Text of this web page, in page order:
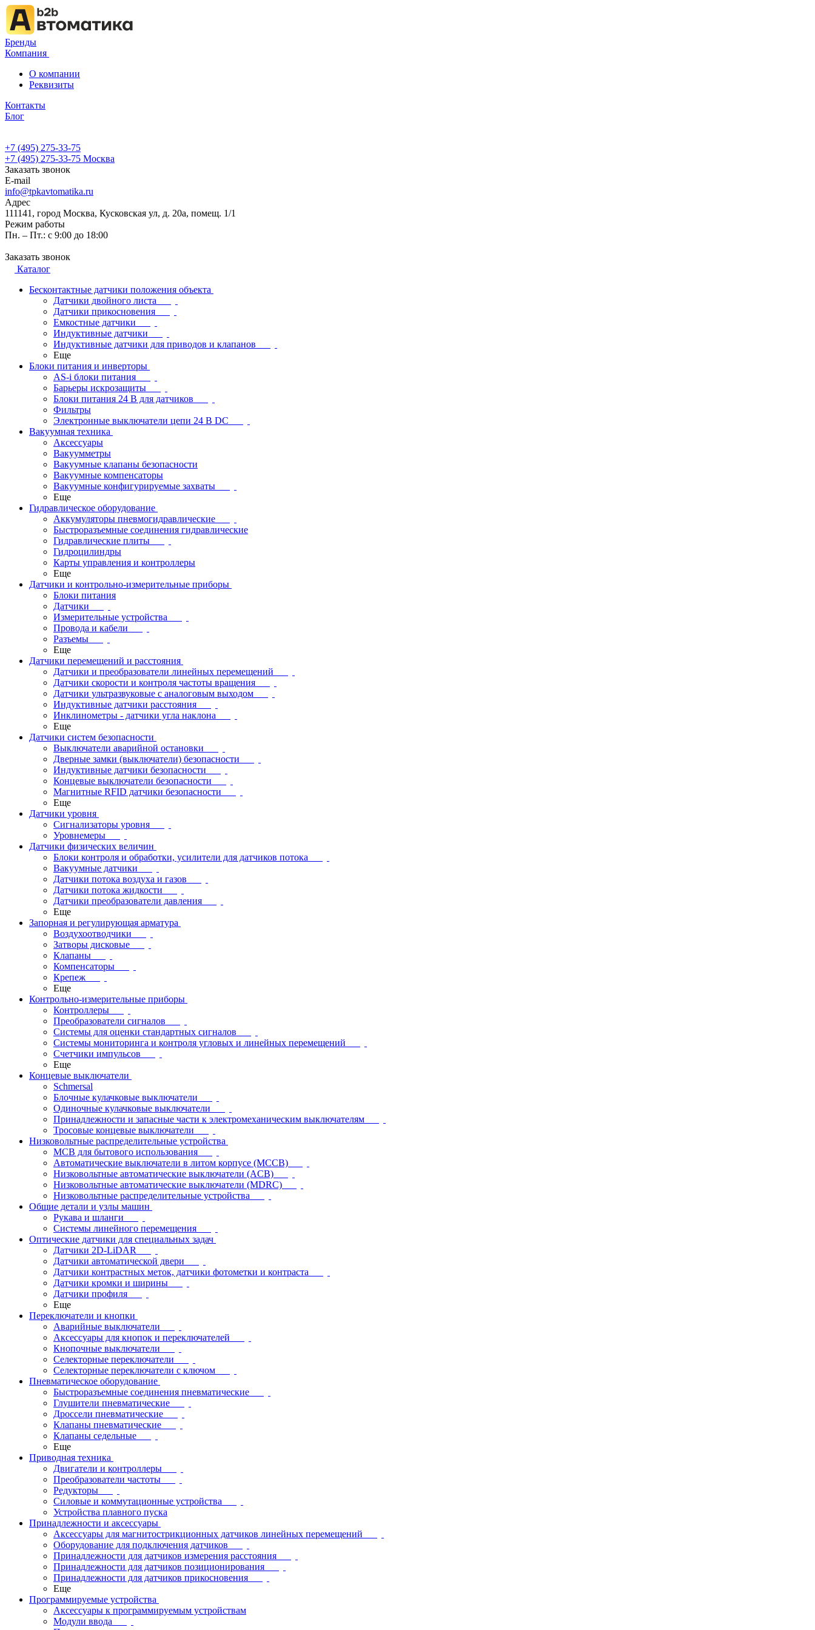
Бренды
Компания
О компании
Реквизиты
Контакты
Блог
+7 (495) 275-33-75
+7 (495) 275-33-75 Москва
Заказать звонок
E-mail
info@tpkavtomatika.ru
Адрес
111141, город Москва, Кусковская ул, д. 20а, помещ. 1/1
Режим работы
Пн. – Пт.: с 9:00 до 18:00
Заказать звонок
Каталог
Бесконтактные датчики положения объекта
Датчики двойного листа
Датчики прикосновения
Емкостные датчики
Индуктивные датчики
Индуктивные датчики для приводов и клапанов
Еще
Блоки питания и инверторы
AS-i блоки питания
Барьеры искрозащиты
Блоки питания 24 В для датчиков
Фильтры
Электронные выключатели цепи 24 В DC
Вакуумная техника
Аксессуары
Вакуумметры
Вакуумные клапаны безопасности
Вакуумные компенсаторы
Вакуумные конфигурируемые захваты
Еще
Гидравлическое оборудование
Аккумуляторы пневмогидравлические
Быстроразъемные соединения гидравлические
Гидравлические плиты
Гидроцилиндры
Карты управления и контроллеры
Еще
Датчики и контрольно-измерительные приборы
Блоки питания
Датчики
Измерительные устройства
Провода и кабели
Разъемы
Еще
Датчики перемещений и расстояния
Датчики и преобразователи линейных перемещений
Датчики скорости и контроля частоты вращения
Датчики ультразвуковые с аналоговым выходом
Индуктивные датчики расстояния
Инклинометры - датчики угла наклона
Еще
Датчики систем безопасности
Выключатели аварийной остановки
Дверные замки (выключатели) безопасности
Индуктивные датчики безопасности
Концевые выключатели безопасности
Магнитные RFID датчики безопасности
Еще
Датчики уровня
Сигнализаторы уровня
Уровнемеры
Датчики физических величин
Блоки контроля и обработки, усилители для датчиков потока
Вакуумные датчики
Датчики потока воздуха и газов
Датчики потока жидкости
Датчики преобразователи давления
Еще
Запорная и регулирующая арматура
Воздухоотводчики
Затворы дисковые
Клапаны
Компенсаторы
Крепеж
Еще
Контрольно-измерительные приборы
Контроллеры
Преобразователи сигналов
Системы для оценки стандартных сигналов
Системы мониторинга и контроля угловых и линейных перемещений
Счетчики импульсов
Еще
Концевые выключатели
Schmersal
Блочные кулачковые выключатели
Одиночные кулачковые выключатели
Принадлежности и запасные части к электромеханическим выключателям
Тросовые концевые выключатели
Низковольтные распределительные устройства
MCB для бытового использования
Автоматические выключатели в литом корпусе (MCCB)
Низковольтные автоматические выключатели (ACB)
Низковольтные автоматические выключатели (MDRC)
Низковольтные распределительные устройства
Общие детали и узлы машин
Рукава и шланги
Системы линейного перемещения
Оптические датчики для специальных задач
Датчики 2D-LiDAR
Датчики автоматической двери
Датчики контрастных меток, датчики фотометки и контраста
Датчики кромки и ширины
Датчики профиля
Еще
Переключатели и кнопки
Аварийные выключатели
Аксессуары для кнопок и переключателей
Кнопочные выключатели
Селекторные переключатели
Селекторные переключатели с ключом
Пневматическое оборудование
Быстроразъемные соединения пневматические
Глушители пневматические
Дроссели пневматические
Клапаны пневматические
Клапаны седельные
Еще
Приводная техника
Двигатели и контроллеры
Преобразователи частоты
Редукторы
Силовые и коммутационные устройства
Устройства плавного пуска
Принадлежности и аксессуары
Аксессуары для магнитострикционных датчиков линейных перемещений
Оборудование для подключения датчиков
Принадлежности для датчиков измерения расстояния
Принадлежности для датчиков позиционирования
Принадлежности для датчиков прикосновения
Еще
Программируемые устройства
Аксессуары к программируемым устройствам
Модули ввода